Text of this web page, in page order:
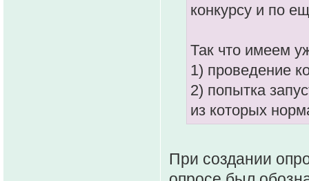
конкурсу и по
Так что имеем
1) проведение
2) попытка
из которых
При создании